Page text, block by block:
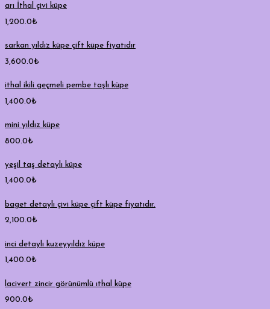
arı İthal çivi küpe
1,200.0₺
sarkan yıldız küpe çift küpe fiyatıdır
3,600.0₺
ithal ikili geçmeli pembe taşlı küpe
1,400.0₺
mini yıldız küpe
800.0₺
yeşil taş detaylı küpe
1,400.0₺
baget detaylı çivi küpe çift küpe fiyatıdır.
2,100.0₺
inci detaylı kuzeyyıldız küpe
1,400.0₺
lacivert zincir görünümlü ıthal küpe
900.0₺